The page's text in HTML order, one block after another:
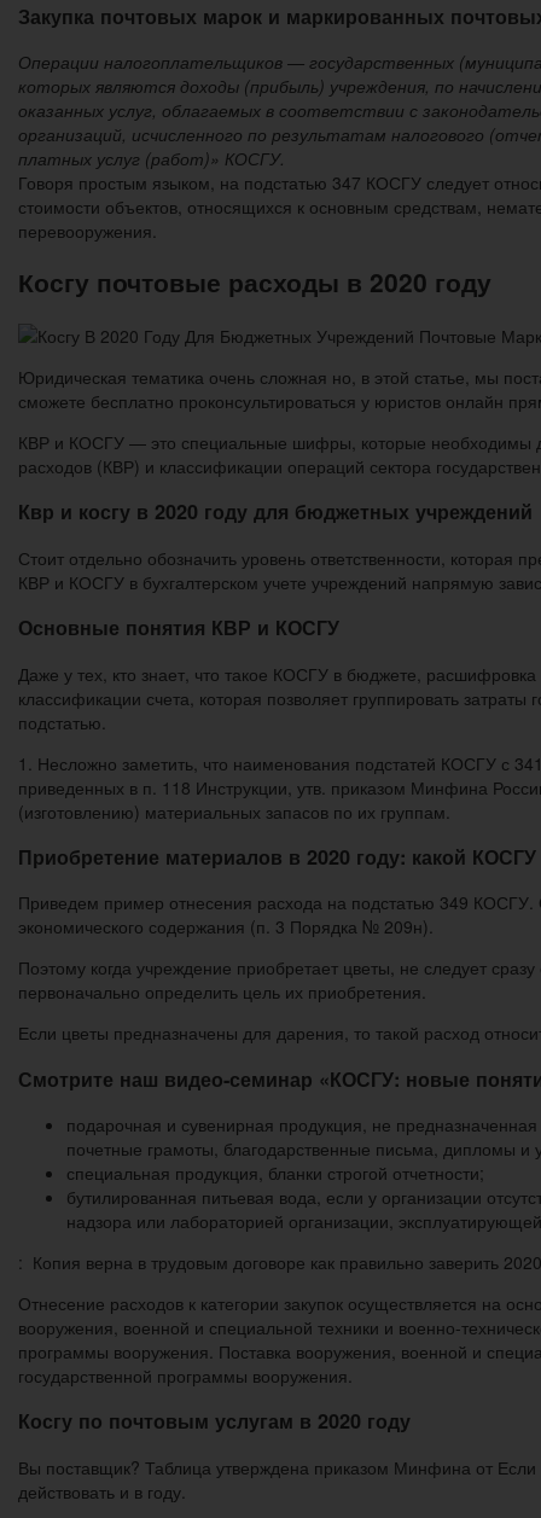
Закупка почтовых марок и маркированных
Операции налогоплательщиков — государственных
которых являются доходы (прибыль) учреждения, по
оказанных услуг, облагаемых в соответствии с
организаций, исчисленного по результатам налогового
платных услуг (работ)» КОСГУ.
Говоря простым языком, на подстатью 347 КОСГУ следует
стоимости объектов, относящихся к основным средствам,
перевооружения.
Косгу почтовые расходы в 2020 году
Юридическая тематика очень сложная но, в этой статье, мы
сможете бесплатно проконсультироваться у юристов онлайн
КВР и КОСГУ — это специальные шифры, которые необходимы
расходов (КВР) и классификации операций сектора
Квр и косгу в 2020 году для бюджетных учреждений
Стоит отдельно обозначить уровень ответственности,
КВР и КОСГУ в бухгалтерском учете учреждений напрямую
Основные понятия КВР и КОСГУ
Даже у тех, кто знает, что такое КОСГУ в бюджете,
классификации счета, которая позволяет группировать
подстатью.
1. Несложно заметить, что наименования подстатей КОСГУ с
приведенных в п. 118 Инструкции, утв. приказом Минфина
(изготовлению) материальных запасов по их группам.
Приобретение материалов в 2020 году: какой
Приведем пример отнесения расхода на подстатью 349 КОСГУ.
экономического содержания (п. 3 Порядка № 209н).
Поэтому когда учреждение приобретает цветы, не следует
первоначально определить цель их приобретения.
Если цветы предназначены для дарения, то такой расход
Смотрите наш видео-семинар «КОСГУ: новые
подарочная и сувенирная продукция, не
почетные грамоты, благодарственные письма, дипломы и
специальная продукция, бланки строгой отчетности;
бутилированная питьевая вода, если у организации
надзора или лабораторией организации,
: Копия верна в трудовым договоре как правильно заверить 2020
Отнесение расходов к категории закупок осуществляется на
вооружения, военной и специальной техники и военно-
программы вооружения. Поставка вооружения, военной и
государственной программы вооружения.
Косгу по почтовым услугам в 2020 году
Вы поставщик? Таблица утверждена приказом Минфина от
действовать и в году.